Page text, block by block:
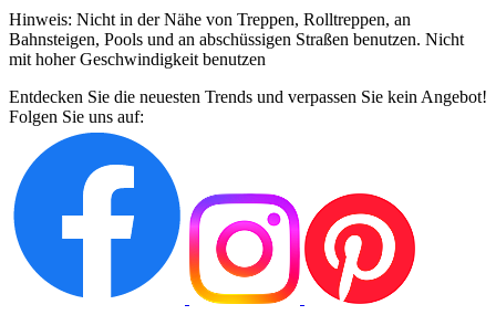
Hinweis: Nicht in der Nähe von Treppen, Rolltreppen, an
Bahnsteigen, Pools und an abschüssigen Straßen benutzen. Nicht
mit hoher Geschwindigkeit benutzen
Entdecken Sie die neuesten Trends und verpassen Sie kein Angebot!
Folgen Sie uns auf: